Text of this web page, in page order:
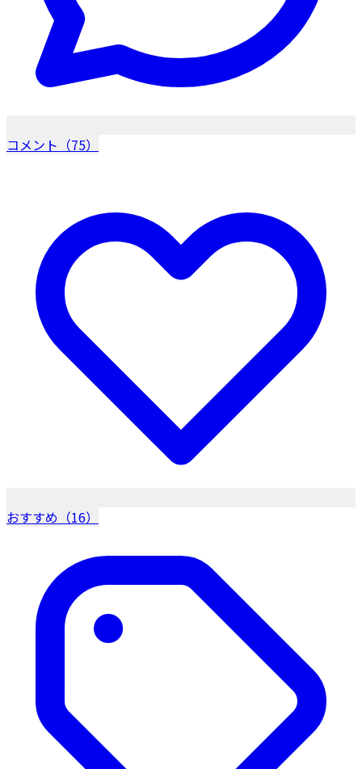
コメント（75）
おすすめ（16）